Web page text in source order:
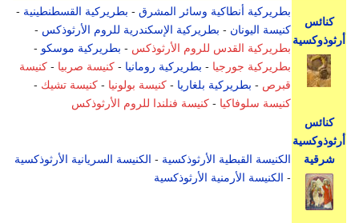
كنائس
أرثوذوكسية
بطريركية أنطاكية وسائر المشرق - بطريركية القسطنطينية -
كنيسة اليونان - بطريركية الإسكندرية للروم الأرثوذكس -
بطريركية القدس للروم الأرثوذكس - بطريركية موسكو -
بطريركية جورجيا - بطريركية رومانيا -كنيسة صربيا -كنيسة
قبرص - بطريركية بلغاريا -كنيسة بولونيا -كنيسة تشيك -
كنيسة سلوفاكيا -كنيسة فنلندا للروم الأرثوذكس
كنائس
أرثوذوكسية
شرقية
الكنيسة القبطية الأرثوذكسية - الكنيسة السريانية الأرثوذكسية
- الكنيسة الأرمنية الأرثوذكسية